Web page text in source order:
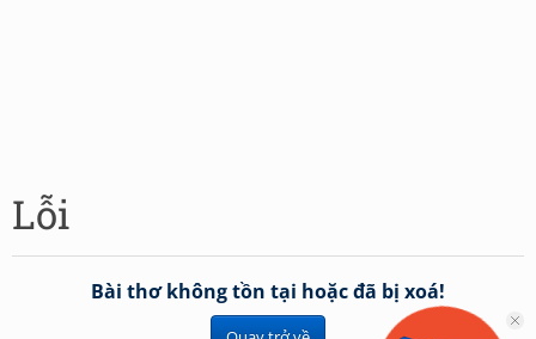
Lỗi
Bài thơ không tồn tại hoặc đã bị xoá!